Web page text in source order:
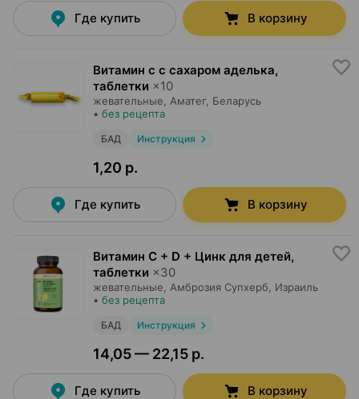
Где купить В корзину
Витамин c с сахаром аделька,
таблетки ×10
жевательные, Аматег, Беларусь
• без рецепта
БАД Инструкция
1,20 р.
Где купить В корзину
Витамин C + D + Цинк для детей,
таблетки ×30
жевательные, Амброзия Супхерб , Израиль
• без рецепта
БАД Инструкция
14,05 — 22,15 р.
Где купить В корзину